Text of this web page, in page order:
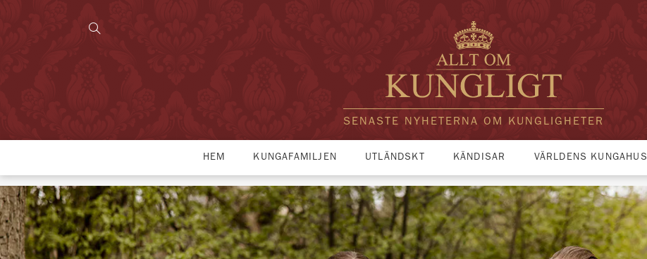
SENASTE NYHETERNA OM KUNGLIGHETER
HEM KUNGAFAMILJEN UTLÄNDSKT KÄNDISAR VÄRLDENS KUNGAHUS